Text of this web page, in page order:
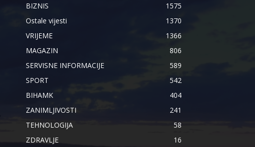
BIZNIS
1575
Ostale vijesti
1370
VRIJEME
1366
MAGAZIN
806
SERVISNE INFORMACIJE
589
SPORT
542
BIHAMK
404
ZANIMLJIVOSTI
241
TEHNOLOGIJA
58
ZDRAVLJE
16